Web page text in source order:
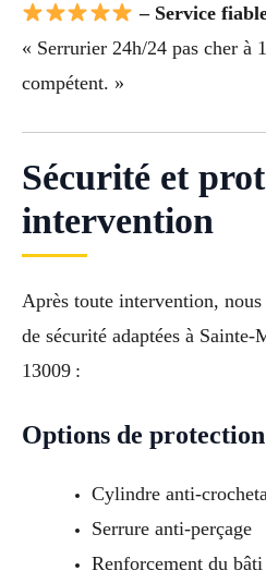
– Service
« Serrurier 24h/24 pas cher à
compétent. »
Sécurité et
intervention
Après toute intervention,
de sécurité adaptées à
13009 :
Options de protection
Cylindre anti-
Serrure anti-perçage
Renforcement du bâti